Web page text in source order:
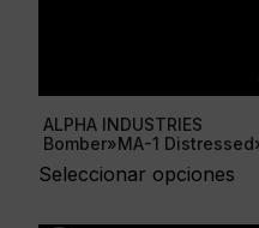
ALPHA INDUSTRIES
Bomber»MA-1
Seleccionar opciones